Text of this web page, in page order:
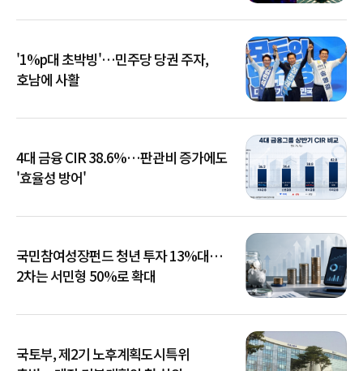
'1%p대 초박빙'…민주당 당권 주자,
호남에 사활
4대 금융 CIR 38.6%…판관비 증가에도
'효율성 방어'
국민참여성장펀드 청년 투자 13%대…
2차는 서민형 50%로 확대
국토부, 제2기 노후계획도시특위